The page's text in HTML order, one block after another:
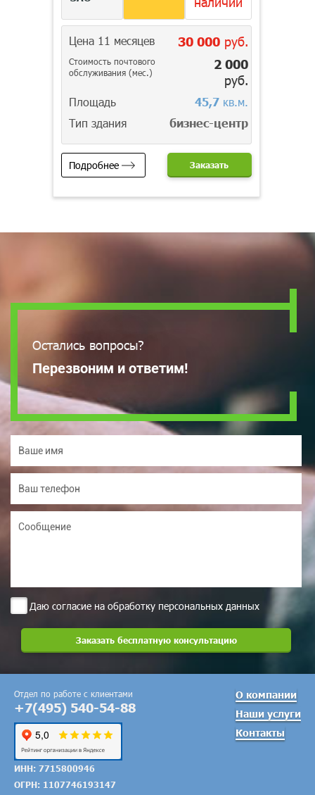
Цена 11 месяцев 30 000руб.
Стоимость почтового
обслуживания (мес.)
2 000
руб.
Площадь 45,7кв.м.
Тип здания
бизнес-центр
Подробнее Заказать
Остались вопросы?
Перезвоним и ответим!
Даю согласие на обработку персональных данных
Отдел по работе с клиентами
+7(495) 540-54-88
О компании
Наши услуги
Контакты
ИНН: 7715800946
ОГРН: 1107746193147